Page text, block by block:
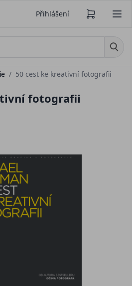
Přihlášení
/ 50 cest ke kreativní fotografii
fotografii